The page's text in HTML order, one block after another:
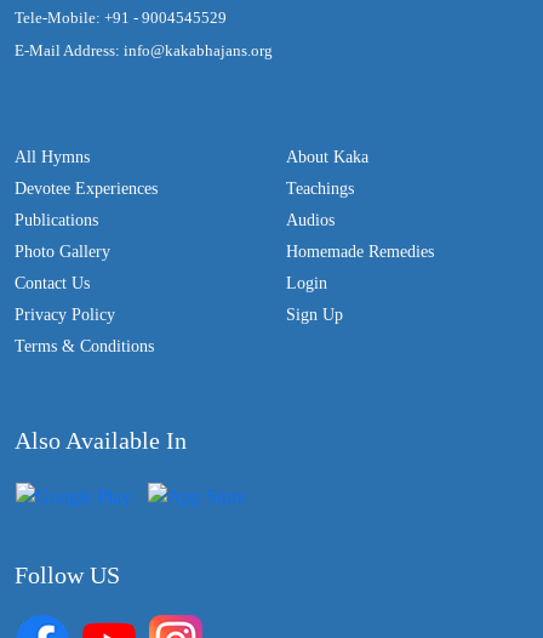
Tele-Mobile: +91 - 9004545529
E-Mail Address: info@kakabhajans.org
All Hymns
Devotee Experiences
Publications
Photo Gallery
Contact Us
Privacy Policy
Terms & Conditions
About Kaka
Teachings
Audios
Homemade Remedies
Login
Sign Up
Also Available In
Follow US